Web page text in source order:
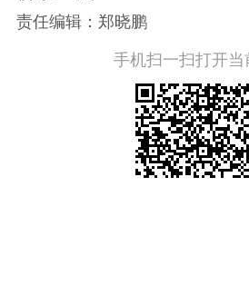
责任编辑：郑晓鹏
手机扫一扫打开当